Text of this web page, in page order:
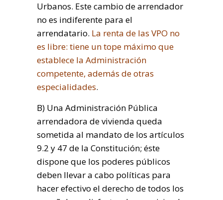
Urbanos. Este cambio de arrendador
no es indiferente para el
arrendatario. La renta de las VPO no
es libre: tiene un tope máximo que
establece la Administración
competente, además de otras
especialidades.
B) Una Administración Pública
arrendadora de vivienda queda
sometida al mandato de los artículos
9.2 y 47 de la Constitución; éste
dispone que los poderes públicos
deben llevar a cabo políticas para
hacer efectivo el derecho de todos los